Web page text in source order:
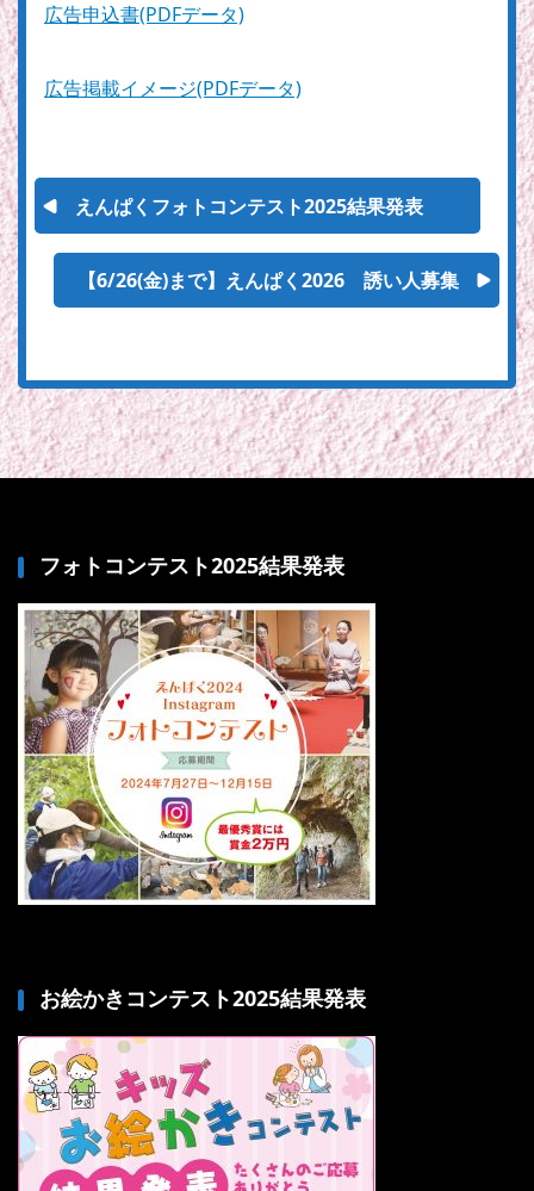
広告申込書(PDFデータ)
広告掲載イメージ(PDFデータ)
えんぱくフォトコンテスト2025結果発表
【6/26(金)まで】えんぱく2026 誘い人募集
フォトコンテスト2025結果発表
お絵かきコンテスト2025結果発表